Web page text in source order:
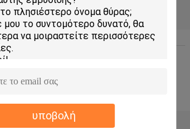
υποβολή
Περίπου εμείς|Sitemap|Privacy Policy
Άποψη υπολογιστών γραφείου
All rights reserved.